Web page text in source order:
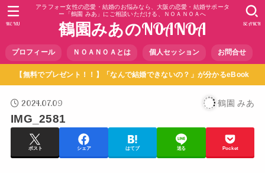
アラフォー女性の恋愛・結婚のお悩みなら、大阪の恋愛・結婚サポータ
ー「鶴園 みあ」にご相談いただける、ＮＯＡＮＯＡへ
鶴園みあのNOANOA
プロフィール ＮＯＡＮＯＡとは 個人セッション お問合せ
SEARCH
MENU
【無料でプレゼント！！】「なんで結婚できないの？」が分かるeBook
2024.07.09 鶴園 みあ
IMG_2581
ポスト シェア はてブ 送る Pocket